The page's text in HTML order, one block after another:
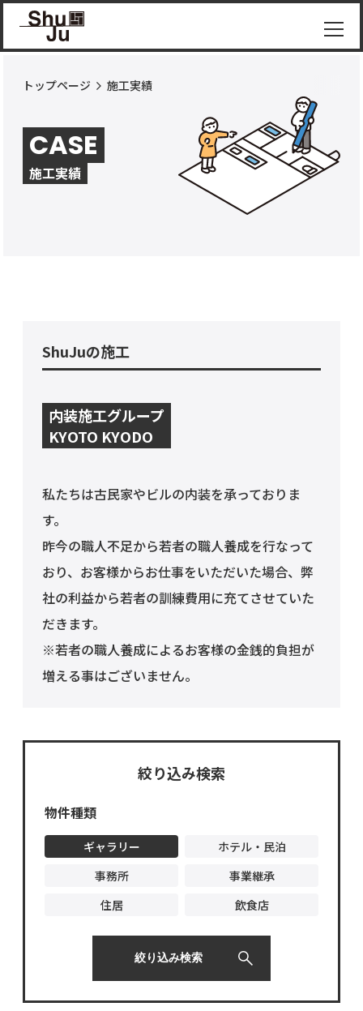
物件
ShuJu
につ
いて
物件オ
理会社
トップページ 施工実績
CASE
施工実績
ShuJuの施工
内装施工グループ
KYOTO KYODO
私たちは古民家やビルの内装を承っておりま
す。
昨今の職人不足から若者の職人養成を行なって
おり、お客様からお仕事をいただいた場合、弊
社の利益から若者の訓練費用に充てさせていた
だきます。
※若者の職人養成によるお客様の金銭的負担が
増える事はございません。
絞り込み検索
物件種類
ギャラリー
ホテル・民泊
事務所
事業継承
住居
飲食店
絞り込み検索